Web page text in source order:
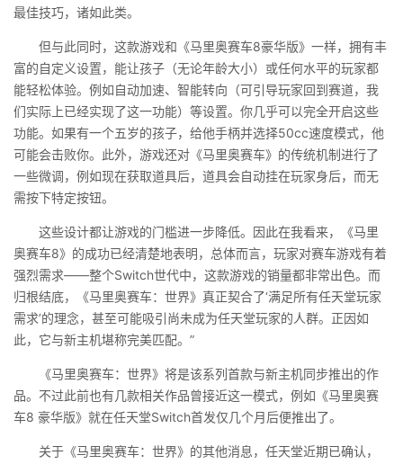
最佳技巧，诸如此类。
但与此同时，这款游戏和《马里奥赛车8豪华版》一样，拥有丰
富的自定义设置，能让孩子（无论年龄大小）或任何水平的玩家都
能轻松体验。例如自动加速、智能转向（可引导玩家回到赛道，我
们实际上已经实现了这一功能）等设置。你几乎可以完全开启这些
功能。如果有一个五岁的孩子，给他手柄并选择50cc速度模式，他
可能会击败你。此外，游戏还对《马里奥赛车》的传统机制进行了
一些微调，例如现在获取道具后，道具会自动挂在玩家身后，而无
需按下特定按钮。
这些设计都让游戏的门槛进一步降低。因此在我看来，《马里
奥赛车8》的成功已经清楚地表明，总体而言，玩家对赛车游戏有着
强烈需求——整个Switch世代中，这款游戏的销量都非常出色。而
归根结底，《马里奥赛车：世界》真正契合了‘满足所有任天堂玩家
需求’的理念，甚至可能吸引尚未成为任天堂玩家的人群。正因如
此，它与新主机堪称完美匹配。”
《马里奥赛车：世界》将是该系列首款与新主机同步推出的作
品。不过此前也有几款相关作品曾接近这一模式，例如《马里奥赛
车8 豪华版》就在任天堂Switch首发仅几个月后便推出了。
关于《马里奥赛车：世界》的其他消息，任天堂近期已确认，